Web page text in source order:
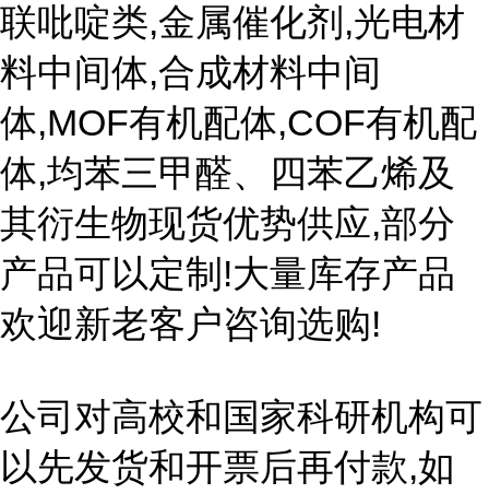
联吡啶类,金属催化剂,光电材
料中间体,合成材料中间
体,MOF有机配体,COF有机配
体,均苯三甲醛、四苯乙烯及
其衍生物现货优势供应,部分
产品可以定制!大量库存产品
欢迎新老客户咨询选购!
公司对高校和国家科研机构可
以先发货和开票后再付款,如